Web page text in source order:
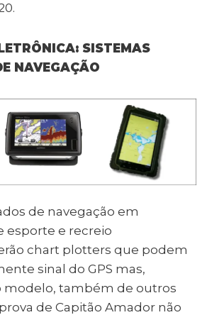
SISTEMAS
NAVEGAÇÃO
de navegação em
esporte e recreio
chart plotters que podem
sinal do GPS mas,
também de outros
de Capitão Amador não